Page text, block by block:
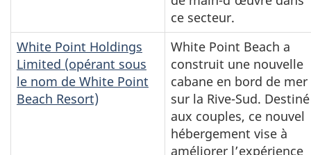
ce secteur.
White Point Holdings
Limited (opérant sous
le nom de White Point
Beach Resort)
White Point Beach a
construit une nouvelle
cabane en bord de mer
sur la Rive-Sud. Destiné
aux couples, ce nouvel
hébergement vise à
améliorer l’expérience